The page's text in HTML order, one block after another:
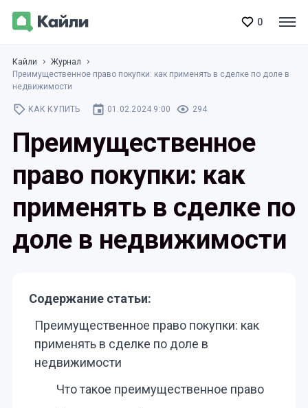
0
Кайли
Журнал
Преимущественное право покупки: как применять в сделке по доле в
недвижимости
КАК КУПИТЬ 01.02.2024 9:00 294
Преимущественное
право покупки: как
применять в сделке по
доле в недвижимости
Содержание статьи:
Преимущественное право покупки: как
применять в сделке по доле в
недвижимости
Что такое преимущественное право